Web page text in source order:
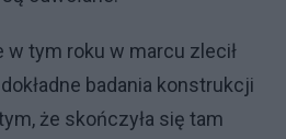
w tym roku w marcu zlecił
badania konstrukcji
że skończyła się tam